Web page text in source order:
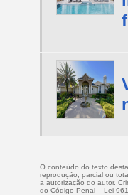
O conteúdo do texto
reprodução, parcial ou
a autorização do autor.
do Código Penal – Lei